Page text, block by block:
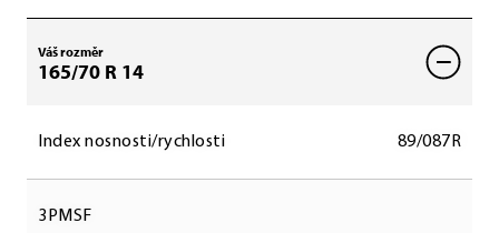
Váš rozměr
165/70 R 14
Index nosnosti/rychlosti 89/087R
3PMSF